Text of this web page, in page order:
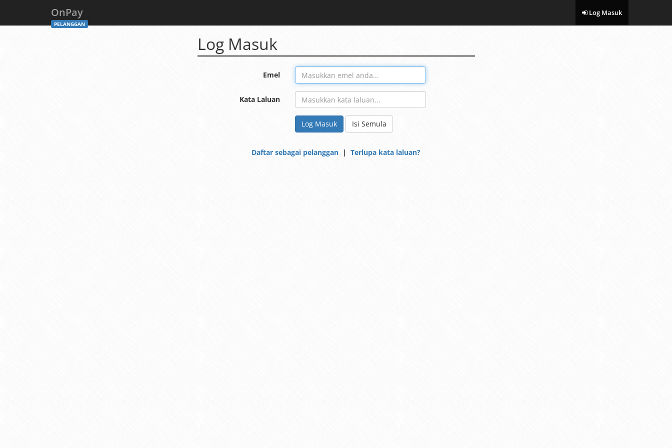
OnPay
PELANGGAN
Log Masuk
Log Masuk
Emel
Kata Laluan
Log Masuk Isi Semula
Daftar sebagai pelanggan | Terlupa kata laluan?